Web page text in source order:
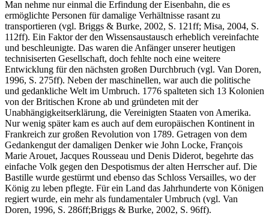
Burke, 2002, S. 106ff). Doch nicht nur für die Arbeit sondern auch
für den Transport von Menschen waren diese Maschinen zuträglich.
Man nehme nur einmal die Erfindung der Eisenbahn, die es
ermöglichte Personen für damalige Verhältnisse rasant zu
transportieren (vgl. Briggs & Burke, 2002, S. 121ff; Misa, 2004, S.
112ff). Ein Faktor der den Wissensaustausch erheblich vereinfachte
und be­schleu­nigte. Das waren die Anfänger unserer heutigen
technisiserten Gesellschaft, doch fehlte noch eine weitere
Entwicklung für den nächsten großen Durchbruch (vgl. Van Doren,
1996, S. 275ff). Neben der maschinellen, war auch die politische
und gedankliche Welt im Umbruch. 1776 spalteten sich 13 Kolonien
von der Britischen Krone ab und gründeten mit der
Unabhängigkeitserklärung, die Vereinigten Staaten von Amerika.
Nur wenig später kam es auch auf dem europäischen Kontinent in
Frankreich zur großen Revolution von 1789. Getragen von dem
Gedankengut der damaligen Denker wie John Locke, François
Marie Arouet, Jacques Rousseau und Denis Diderot, begehrte das
einfache Volk gegen den Despotismus der alten Herrscher auf. Die
Bastille wurde gestürmt und ebenso das Schloss Versailles, wo der
König zu leben pflegte. Für ein Land das Jahrhunderte von Königen